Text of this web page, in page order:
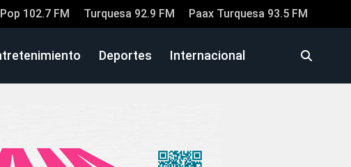
102.7 FM Turquesa 92.9 FM Paax Turquesa 93.5 FM
Deportes Internacional